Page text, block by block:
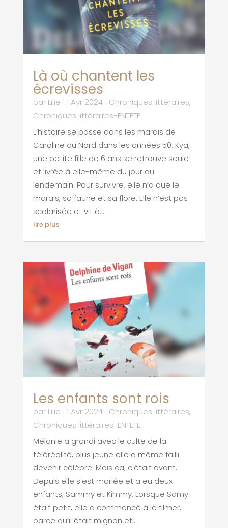
Là où chantent les
écrevisses
par Lilie | 1 Avr 2024| Chroniques littéraires,
Chroniques littéraires-ENTETE
L’histoire se passe dans les marais de
Caroline du Nord dans les années 50. Kya,
une petite fille de 6 ans se retrouve seule
et livrée à elle-même du jour au
lendemain. Pour survivre, elle n’a que le
marais, sa faune et sa flore. Elle n’est pas
scolarisée et vit à...
lire plus
Les enfants sont rois
par Lilie | 1 Avr 2024| Chroniques littéraires,
Chroniques littéraires-ENTETE
Mélanie a grandi avec le culte de la
téléréalité, plus jeune elle a même failli
devenir célèbre. Mais ça, c'était avant.
Depuis elle s’est mariée et a eu deux
enfants, Sammy et Kimmy. Lorsque Samy
était petit, elle a commencé à le filmer,
parce qu’il était mignon et...